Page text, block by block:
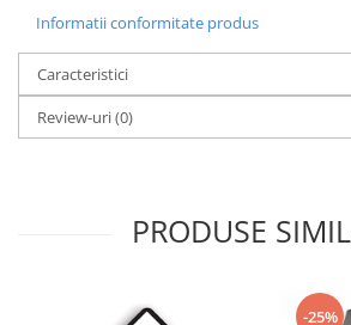
Informatii conformitate produs
Caracteristici
Review-uri(0)
PRODUSE
-25%